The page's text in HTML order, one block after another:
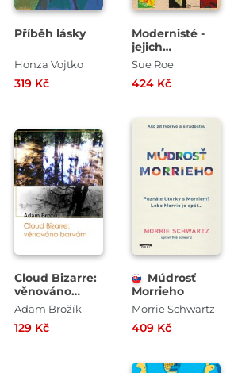
Příběh lásky
Honza Vojtko
319 Kč
Modernisté -
jejich
fascinující
Sue Roe
424 Kč
Cloud Bizarre:
věnováno
barvám
Adam Brožík
129 Kč
Múdrosť
Morrieho
Morrie Schwartz
409 Kč